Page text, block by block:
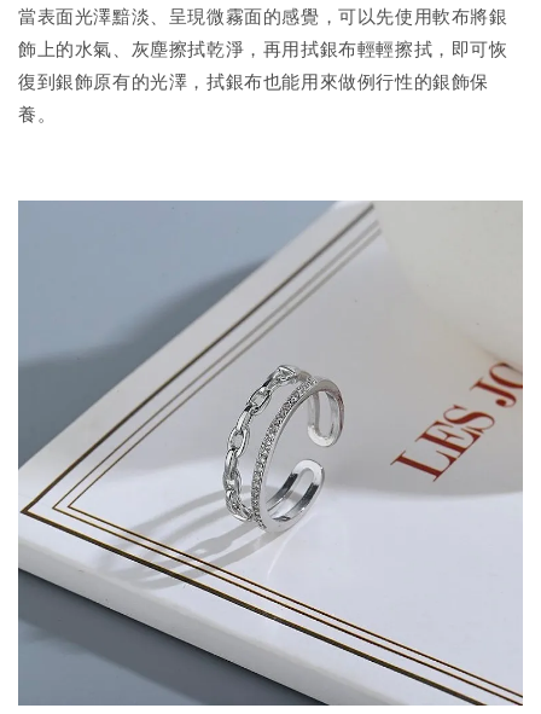
當表面光澤黯淡、呈現微霧面的感覺，可以先使用軟布將銀
飾上的水氣、灰塵擦拭乾淨，再用拭銀布輕輕擦拭，即可恢
復到銀飾原有的光澤，拭銀布也能用來做例行性的銀飾保
養。